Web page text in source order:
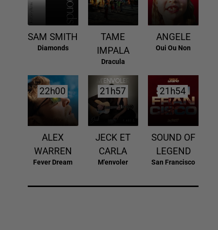
SAM SMITH
Diamonds
TAME
IMPALA
Dracula
ANGELE
Oui Ou Non
22h00
22h00
ALEX
WARREN
Fever Dream
21h57
21h57
JECK ET
CARLA
M'envoler
21h54
21h54
SOUND OF
LEGEND
San Francisco